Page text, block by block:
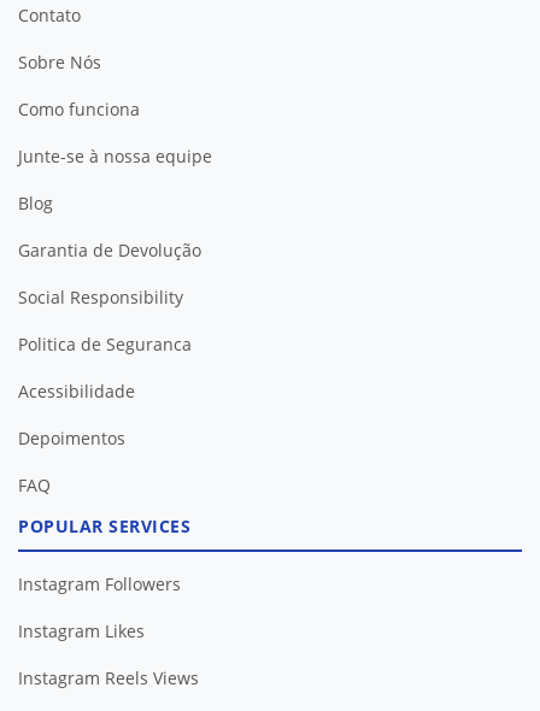
Contato
Sobre Nós
Como funciona
Junte-se à nossa equipe
Blog
Garantia de Devolução
Social Responsibility
Politica de Seguranca
Acessibilidade
Depoimentos
FAQ
POPULAR SERVICES
Instagram Followers
Instagram Likes
Instagram Reels Views